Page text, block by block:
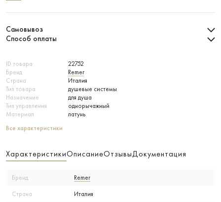
ID товара
22752
Бренд
Remer
Страна
Италия
Тип товара
душевые системы
Назначение
для душа
Тип управления
однорычажный
Материал
латунь
Все характеристики
Самовывоз
Способ оплаты
ХарактеристикиОписаниеОтзывыДокументация
Бренд Remer
Страна Италия